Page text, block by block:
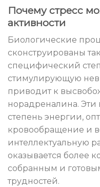
Почему стресс
активности
Биологические
сконструированы
специфический
стимулирующую
приводит к
норадреналина. Эти
степень энергии,
кровообращение и
интеллектуальную
оказывается более
собранным и
трудностей.